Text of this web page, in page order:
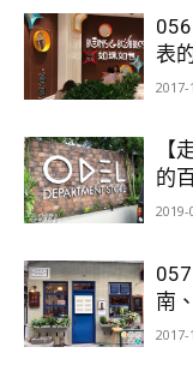
表
2017-
【
的
2019-
南
2017-